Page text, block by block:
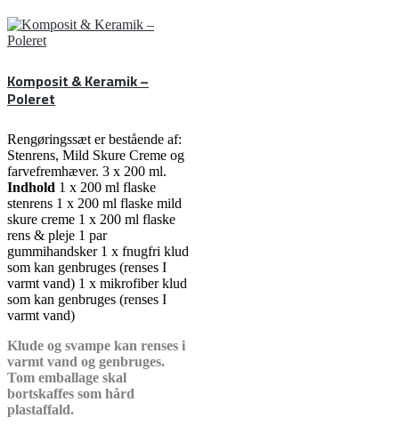
Komposit & Keramik –
Poleret
Rengøringssæt er bestående af:
Stenrens, Mild Skure Creme og
farvefremhæver. 3 x 200 ml.
Indhold 1 x 200 ml flaske
stenrens 1 x 200 ml flaske mild
skure creme 1 x 200 ml flaske
rens & pleje 1 par
gummihandsker 1 x fnugfri klud
som kan genbruges (renses I
varmt vand) 1 x mikrofiber klud
som kan genbruges (renses I
varmt vand)
Klude og svampe kan renses i
varmt vand og genbruges.
Tom emballage skal
bortskaffes som hård
plastaffald.